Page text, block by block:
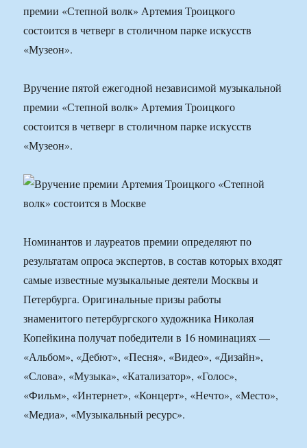
премии «Степной волк» Артемия Троицкого
состоится в четверг в столичном парке искусств
«Музеон».
Вручение пятой ежегодной независимой музыкальной
премии «Степной волк» Артемия Троицкого
состоится в четверг в столичном парке искусств
«Музеон».
Номинантов и лауреатов премии определяют по
результатам опроса экспертов, в состав которых входят
самые известные музыкальные деятели Москвы и
Петербурга. Оригинальные призы работы
знаменитого петербургского художника Николая
Копейкина получат победители в 16 номинациях —
«Альбом», «Дебют», «Песня», «Видео», «Дизайн»,
«Слова», «Музыка», «Катализатор», «Голос»,
«Фильм», «Интернет», «Концерт», «Нечто», «Место»,
«Медиа», «Музыкальный ресурс».